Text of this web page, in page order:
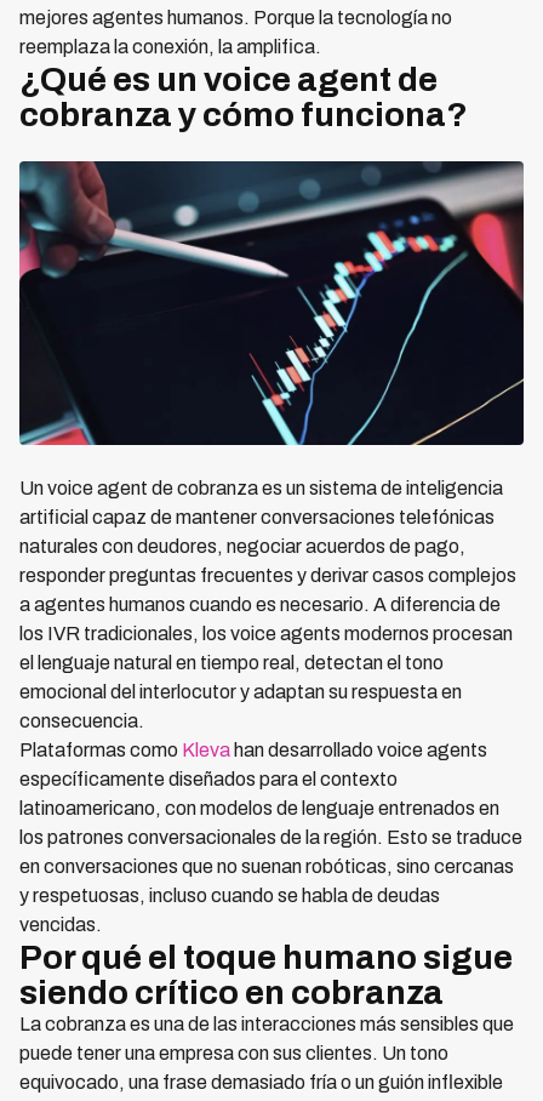
mejores agentes humanos. Porque la tecnología no
reemplaza la conexión, la amplifica.
¿Qué es un voice agent de
cobranza y cómo funciona?
Un voice agent de cobranza es un sistema de inteligencia
artificial capaz de mantener conversaciones telefónicas
naturales con deudores, negociar acuerdos de pago,
responder preguntas frecuentes y derivar casos complejos
a agentes humanos cuando es necesario. A diferencia de
los IVR tradicionales, los voice agents modernos procesan
el lenguaje natural en tiempo real, detectan el tono
emocional del interlocutor y adaptan su respuesta en
consecuencia.
Plataformas como Kleva han desarrollado voice agents
específicamente diseñados para el contexto
latinoamericano, con modelos de lenguaje entrenados en
los patrones conversacionales de la región. Esto se traduce
en conversaciones que no suenan robóticas, sino cercanas
y respetuosas, incluso cuando se habla de deudas
vencidas.
Por qué el toque humano sigue
siendo crítico en cobranza
La cobranza es una de las interacciones más sensibles que
puede tener una empresa con sus clientes. Un tono
equivocado, una frase demasiado fría o un guión inflexible